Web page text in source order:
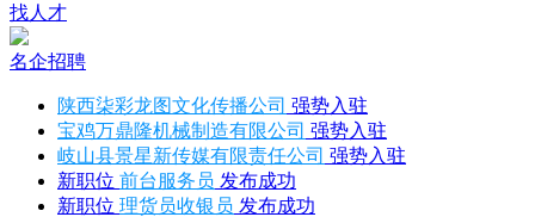
找人才
名企招聘
陕西柒彩龙图文化传播公司 强势入驻
宝鸡万鼎隆机械制造有限公司 强势入驻
岐山县景星新传媒有限责任公司 强势入驻
新职位 前台服务员 发布成功
新职位 理货员收银员 发布成功